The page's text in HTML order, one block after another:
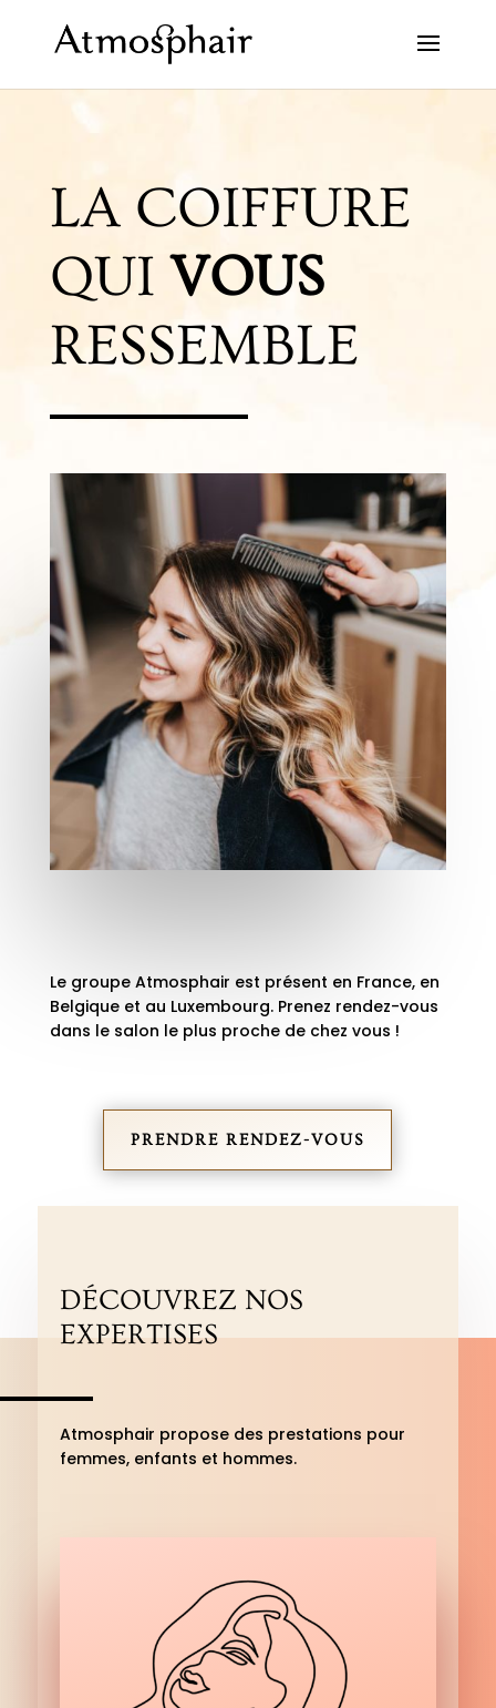
LA COIFFURE
QUI VOUS
RESSEMBLE
Le groupe Atmosphair est présent en France, en
Belgique et au Luxembourg. Prenez rendez-vous
dans le salon le plus proche de chez vous !
PRENDRE RENDEZ-VOUS
DÉCOUVREZ NOS
EXPERTISES
Atmosphair propose des prestations pour
femmes, enfants et hommes.